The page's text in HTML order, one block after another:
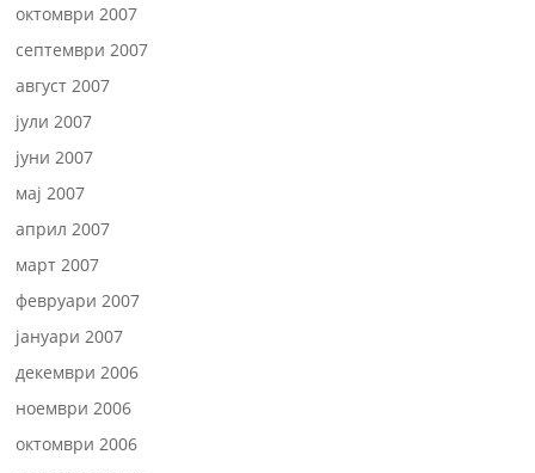
октомври 2007
септември 2007
август 2007
јули 2007
јуни 2007
мај 2007
април 2007
март 2007
февруари 2007
јануари 2007
декември 2006
ноември 2006
октомври 2006